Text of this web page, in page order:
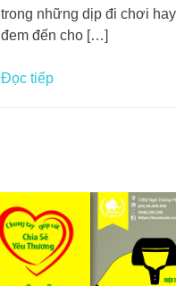
trong những dịp đi chơi
đem đến cho […]
Đọc tiếp